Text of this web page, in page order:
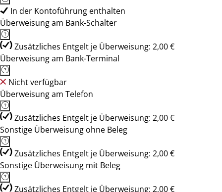
In der Kontoführung enthalten
Überweisung am Bank-Schalter
Zusätzliches Entgelt je Überweisung: 2,00 €
Überweisung am Bank-Terminal
Nicht verfügbar
Überweisung am Telefon
Zusätzliches Entgelt je Überweisung: 2,00 €
Sonstige Überweisung ohne Beleg
Zusätzliches Entgelt je Überweisung: 2,00 €
Sonstige Überweisung mit Beleg
Zusätzliches Entgelt je Überweisung: 2,00 €